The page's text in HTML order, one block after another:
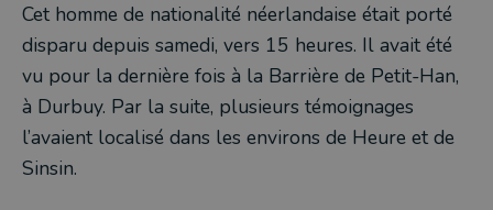
Cet homme de nationalité néerlandaise était porté
disparu depuis samedi, vers 15 heures. Il avait été
vu pour la dernière fois à la Barrière de Petit-Han,
à Durbuy. Par la suite, plusieurs témoignages
l’avaient localisé dans les environs de Heure et de
Sinsin.